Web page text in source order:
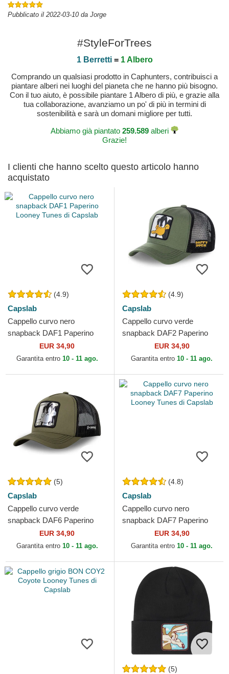
Pubblicato il 2022-03-10 da Jorge
#StyleForTrees
1 Berretti= 1 Albero
Comprando un qualsiasi prodotto in Caphunters, contribuisci a
piantare alberi nei luoghi del pianeta che ne hanno più bisogno.
Con il tuo aiuto, è possibile piantare 1 Albero di più, e grazie alla
tua collaborazione, avanziamo un po' di più in termini di
sostenibilità e sarà un domani migliore per tutti.
Abbiamo già piantato 259.589 alberi
Grazie!
I clienti che hanno scelto questo articolo hanno
acquistato
(4.9)
Capslab
Cappello curvo nero
snapback DAF1 Paperino
Looney Tunes di Capslab
EUR 34,90
Garantita entro 10 - 11 ago.
(4.9)
Capslab
Cappello curvo verde
snapback DAF2 Paperino
Looney Tunes di Capslab
EUR 34,90
Garantita entro 10 - 11 ago.
(5)
Capslab
Cappello curvo verde
snapback DAF6 Paperino
Looney Tunes di Capslab
EUR 34,90
Garantita entro 10 - 11 ago.
(4.8)
Capslab
Cappello curvo nero
snapback DAF7 Paperino
Looney Tunes di Capslab
EUR 34,90
Garantita entro 10 - 11 ago.
(5)